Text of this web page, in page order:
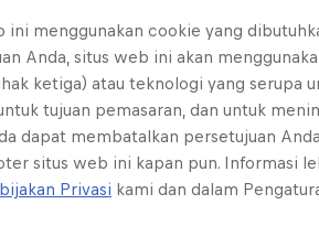
Lebih banyak
ini menggunakan cookie yang
Anda, situs web ini akan
ketiga) atau teknologi yang serupa
tujuan pemasaran, dan untuk
dapat membatalkan persetujuan
situs web ini kapan pun. Informasi
Privasi kami dan dalam